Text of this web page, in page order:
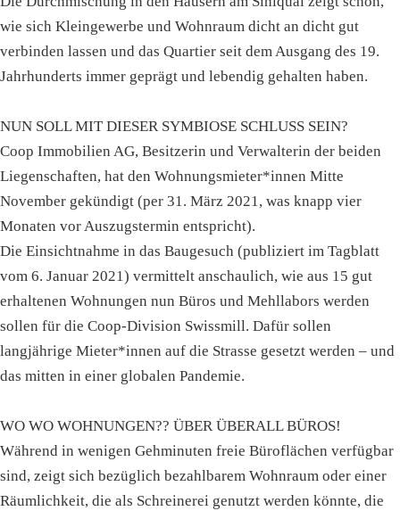
wie sich Kleingewerbe und Wohnraum dicht an dicht gut
verbinden lassen und das Quartier seit dem Ausgang des 19.
Jahrhunderts immer geprägt und lebendig gehalten haben.
NUN SOLL MIT DIESER SYMBIOSE SCHLUSS SEIN?
Coop Immobilien AG, Besitzerin und Verwalterin der beiden
Liegenschaften, hat den Wohnungsmieter*innen Mitte
November gekündigt (per 31. März 2021, was knapp vier
Monaten vor Auszugstermin entspricht).
Die Einsichtnahme in das Baugesuch (publiziert im Tagblatt
vom 6. Januar 2021) vermittelt anschaulich, wie aus 15 gut
erhaltenen Wohnungen nun Büros und Mehllabors werden
sollen für die Coop-Division Swissmill. Dafür sollen
langjährige Mieter*innen auf die Strasse gesetzt werden – und
das mitten in einer globalen Pandemie.
WO WO WOHNUNGEN?? ÜBER ÜBERALL BÜROS!
Während in wenigen Gehminuten freie Büroflächen verfügbar
sind, zeigt sich bezüglich bezahlbarem Wohnraum oder einer
Räumlichkeit, die als Schreinerei genutzt werden könnte, die